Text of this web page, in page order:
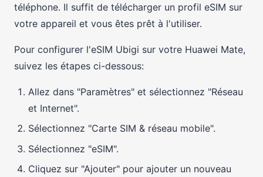
téléphone. Il suffit de télécharger un profil eSIM sur
votre appareil et vous êtes prêt à l'utiliser.
Pour configurer l'eSIM Ubigi sur votre Huawei Mate,
suivez les étapes ci-dessous:
Allez dans "Paramètres" et sélectionnez "Réseau
et Internet".
Sélectionnez "Carte SIM & réseau mobile".
Sélectionnez "eSIM".
Cliquez sur "Ajouter" pour ajouter un nouveau